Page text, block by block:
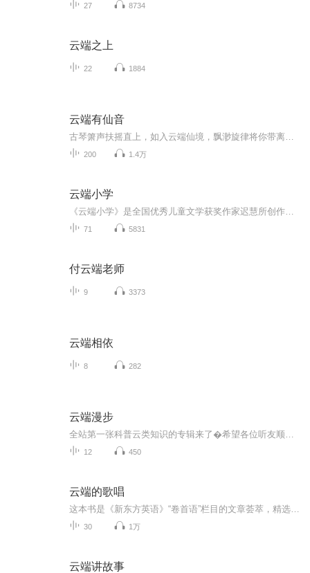
27 8734
云端之上
22 1884
云端有仙音
200 1.4万
云端小学
71 5831
付云端老师
9 3373
云端相依
8 282
云端漫步
12 450
云端的歌唱
30 1万
云端讲故事